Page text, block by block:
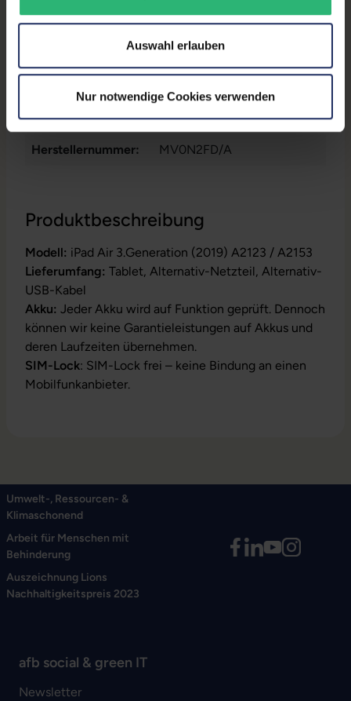
Auswahl erlauben
Nur notwendige Cookies verwenden
Produktbeschreibung
Modell: iPad Air 3.Generation (2019) A2123 / A2153
Lieferumfang: Tablet, Alternativ-Netzteil, Alternativ-
USB-Kabel
Akku: Jeder Akku wird auf Funktion geprüft. Dennoch
können wir keine Garantieleistungen auf Akkus und
deren Laufzeiten übernehmen.
SIM-Lock: SIM-Lock frei – keine Bindung an einen
Mobilfunkanbieter.
GHz
Gewicht: 0,464 kg
Herstellernummer: MV0N2FD/A
Umwelt-, Ressourcen- &
Klimaschonend
Arbeit für Menschen mit
Behinderung
Auszeichnung Lions
Nachhaltigkeitspreis 2023
afb social & green IT
Newsletter